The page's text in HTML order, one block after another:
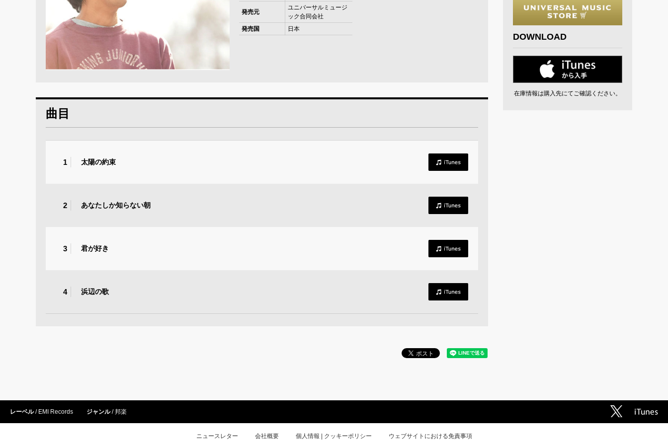
発売元
ユニバーサルミュージ
ック合同会社
発売国
日本
曲目
1 太陽の約束
2 あなたしか知らない朝
3 君が好き
4 浜辺の歌
DOWNLOAD
在庫情報は購入先にてご確認ください。
レーベル EMI Records ジャンル 邦楽
ニュースレター 会社概要 個人情報 | クッキーポリシー ウェブサイトにおける免責事項